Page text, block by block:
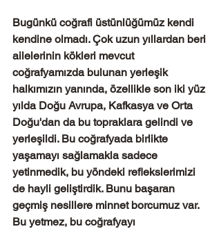
Bugünkü coğrafi üstünlüğümüz kendi
kendine olmadı. Çok uzun yıllardan beri
ailelerinin kökleri mevcut
coğrafyamızda bulunan yerleşik
halkımızın yanında, özellikle son iki yüz
yılda Doğu Avrupa, Kafkasya ve Orta
Doğu'dan da bu topraklara gelindi ve
yerleşildi. Bu coğrafyada birlikte
yaşamayı sağlamakla sadece
yetinmedik, bu yöndeki reflekslerimizi
de hayli geliştirdik. Bunu başaran
geçmiş nesillere minnet borcumuz var.
Bu yetmez, bu coğrafyayı